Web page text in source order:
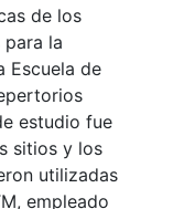
de los
la
Escuela de
estudio fue
sitios y los
utilizadas
empleado